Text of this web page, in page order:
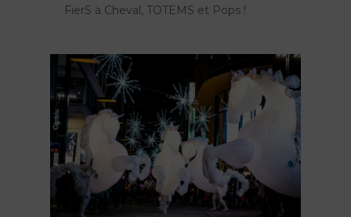
FierS à Cheval, TOTEMS et Pops !